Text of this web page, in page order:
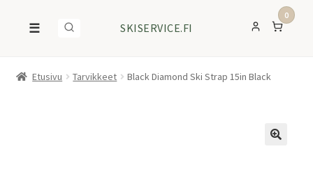
☰ SKISERVICE.FI
0
Etusivu Tarvikkeet Black Diamond Ski Strap 15in Black